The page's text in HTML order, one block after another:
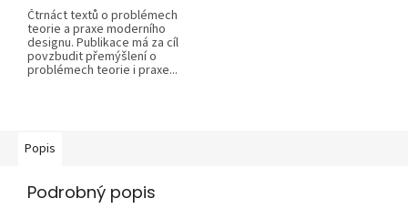
Čtrnáct textů o problémech
teorie a praxe moderního
designu. Publikace má za cíl
povzbudit přemýšlení o
problémech teorie i praxe...
Popis
Podrobný popis